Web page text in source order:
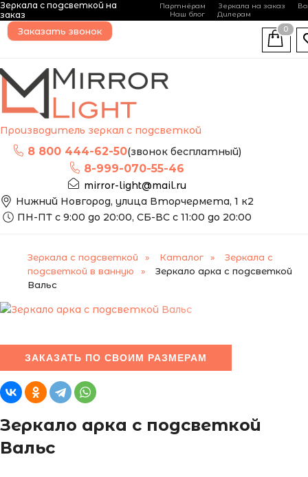
Зеркала с подсветкой на
заказ
Партнёрам Зеркала на заказ
Наш блог
Дилерам
Производитель зеркал с подсветкой
8 800 444-62-50(звонок бесплатный)
8-999-070-55-46
mirror-light@mail.ru
Нижний Новгород, улица Вторчермета, 1 к2
ПН-ПТ с 9:00 до 20:00, СБ-ВС с 11:00 до 20:00
Заказать звонок 0
Зеркала с подсветкой Каталог
Зеркала с
подсветкой в ванную
Зеркало арка с подсветкой
Вальс
изготовить по вашим
размерам
ЗАКАЗАТЬ ПО СВОИМ РАЗМЕРАМ
Зеркало арка с подсветкой
Вальс
-